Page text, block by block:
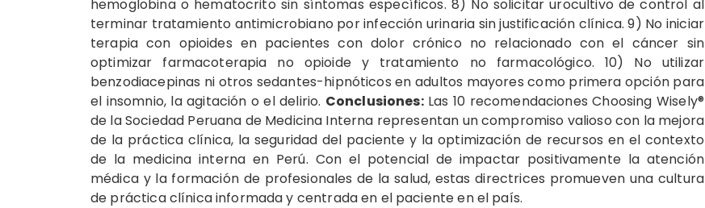
hemoglobina o hematocrito sin síntomas específicos. 8) No solicitar urocultivo de control al
terminar tratamiento antimicrobiano por infección urinaria sin justificación clínica. 9) No iniciar
terapia con opioides en pacientes con dolor crónico no relacionado con el cáncer sin
optimizar farmacoterapia no opioide y tratamiento no farmacológico. 10) No utilizar
benzodiacepinas ni otros sedantes-hipnóticos en adultos mayores como primera opción para
el insomnio, la agitación o el delirio. Conclusiones:Las 10 recomendaciones Choosing Wisely®
de la Sociedad Peruana de Medicina Interna representan un compromiso valioso con la mejora
de la práctica clínica, la seguridad del paciente y la optimización de recursos en el contexto
de la medicina interna en Perú. Con el potencial de impactar positivamente la atención
médica y la formación de profesionales de la salud, estas directrices promueven una cultura
de práctica clínica informada y centrada en el paciente en el país.